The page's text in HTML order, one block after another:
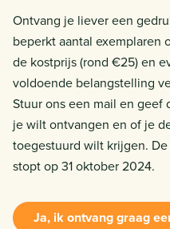
Ontvang je liever een
beperkt aantal exemplaren
de kostprijs (rond €25) en
voldoende belangstelling
Stuur ons een mail en geef
je wilt ontvangen en of je
toegestuurd wilt krijgen.
stopt op 31 oktober 2024.
Ja, ik ontvang graag